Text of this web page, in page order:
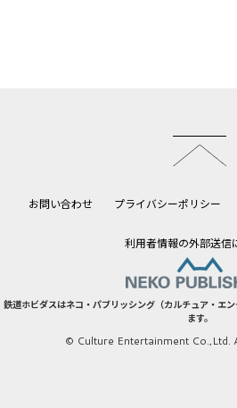
お問い合わせ プライバシーポリシー
利用者情報の外部送信
鉄道ホビダスはネコ・パブリッシング（カルチュア・エ
ます。
© Culture Entertainment Co.,Ltd.